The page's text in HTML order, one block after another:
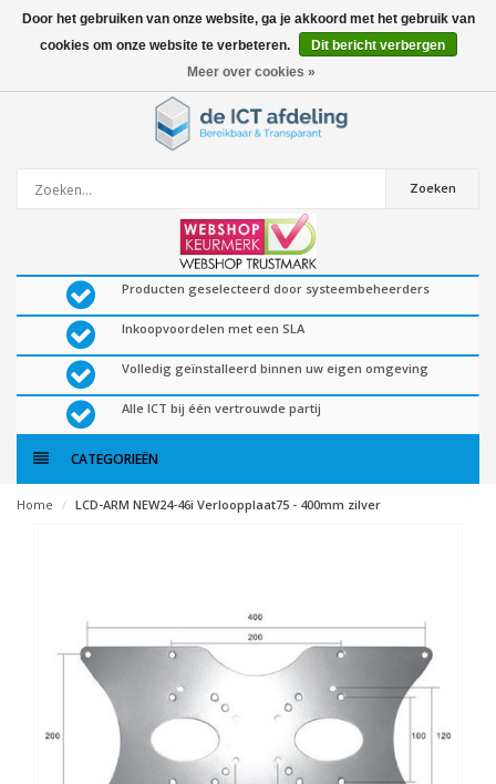
0artikelen
Zoeken
Producten geselecteerd door systeembeheerders
Inkoopvoordelen met een SLA
Volledig geïnstalleerd binnen uw eigen omgeving
Alle ICT bij één vertrouwde partij
CATEGORIEËN
Home LCD-ARM NEW24-46i Verloopplaat75 - 400mm zilver
Door het gebruiken van onze website, ga je akkoord met het gebruik van
cookies om onze website te verbeteren.
Dit bericht verbergen
Meer over cookies »